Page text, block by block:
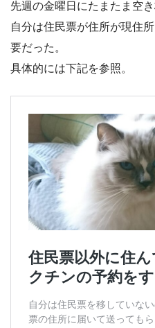
先週の金曜日にたまたま空
自分は住民票が住所が現住
要だった。
具体的には下記を参照。